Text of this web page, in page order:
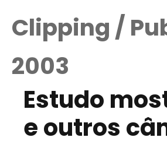
Clipping /
2003
Estudo
e outros